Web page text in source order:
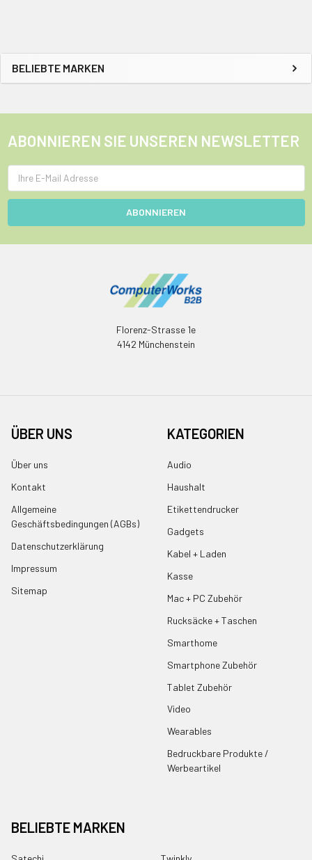
BELIEBTE MARKEN
ABONNIEREN SIE UNSEREN NEWSLETTER
Adresse
Florenz-Strasse 1e
4142 Münchenstein
ÜBER UNS
Über uns
Kontakt
Allgemeine
Geschäftsbedingungen (AGBs)
Datenschutzerklärung
Impressum
Sitemap
KATEGORIEN
Audio
Haushalt
Etikettendrucker
Gadgets
Kabel + Laden
Kasse
Mac + PC Zubehör
Rucksäcke + Taschen
Smarthome
Smartphone Zubehör
Tablet Zubehör
Video
Wearables
Bedruckbare Produkte /
Werbeartikel
BELIEBTE MARKEN